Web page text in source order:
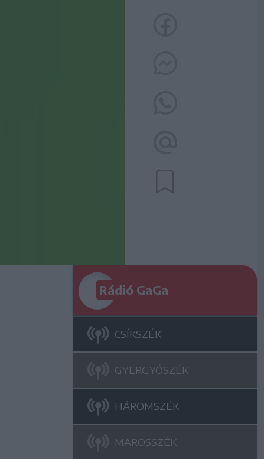
Rádió GaGa
CSÍKSZÉK
GYERGYÓSZÉK
HÁROMSZÉK
MAROSSZÉK